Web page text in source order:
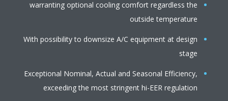
warranting optional cooling comfort regardless the
outside temperature
With possibility to downsize A/C equipment at design
Exceptional Nominal, Actual and Seasonal Efficiency,
exceeding the most stringent hi-EER regulation